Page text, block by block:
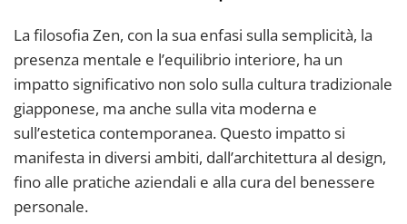
La filosofia Zen, con la sua enfasi sulla semplicità, la
presenza mentale e l’equilibrio interiore, ha un
impatto significativo non solo sulla cultura tradizionale
giapponese, ma anche sulla vita moderna e
sull’estetica contemporanea. Questo impatto si
manifesta in diversi ambiti, dall’architettura al design,
fino alle pratiche aziendali e alla cura del benessere
personale.